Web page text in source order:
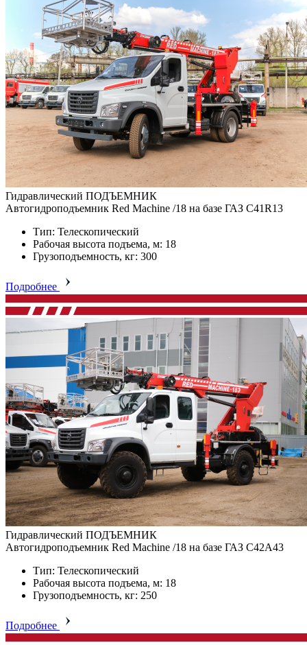
Гидравлический ПОДЪЕМНИК
Автогидроподъемник Red Machine /18 на базе ГАЗ C41R13
Тип: Телескопический
Рабочая высота подъема, м: 18
Грузоподъемность, кг: 300
Подробнее
Гидравлический ПОДЪЕМНИК
Автогидроподъемник Red Machine /18 на базе ГАЗ C42A43
Тип: Телескопический
Рабочая высота подъема, м: 18
Грузоподъемность, кг: 250
Подробнее